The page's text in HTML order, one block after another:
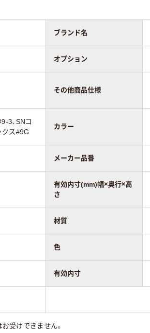
ブランド名
オプション
その他商品仕様
3、SNコ
クス#9G
カラー
メーカー品番
有効内寸(mm)幅×奥行×高
さ
材質
色
有効内寸
受けできません。